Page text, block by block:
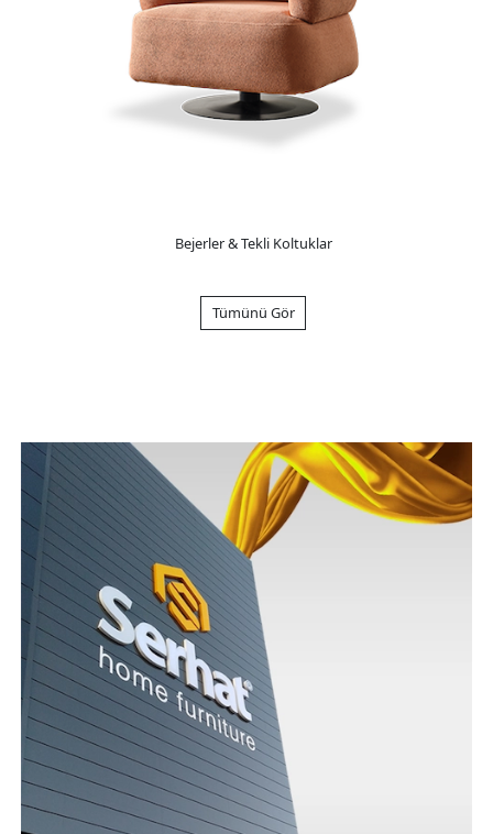
Bejerler & Tekli Koltuklar
Tümünü Gör